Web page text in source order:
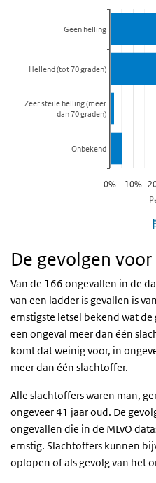
De gevolgen
Van de 166 ongevallen in de
van een ladder is gevallen is
ernstigste letsel bekend wat
een ongeval meer dan één
komt dat weinig voor, in
meer dan één slachtoffer.
Alle slachtoffers waren man,
ongeveer 41 jaar oud. De
ongevallen die in de MLvO
ernstig. Slachtoffers kunnen
oplopen of als gevolg van het